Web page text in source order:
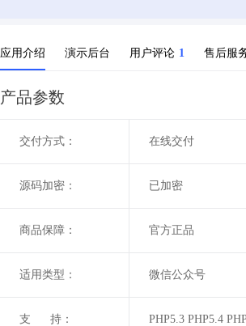
应用介绍 演示后台 用户评论 1 售后服
产品参数
交付方式： 在线交付
源码加密： 已加密
商品保障： 官方正品
适用类型： 微信公众号
支 持： PHP5.3 PHP5.4